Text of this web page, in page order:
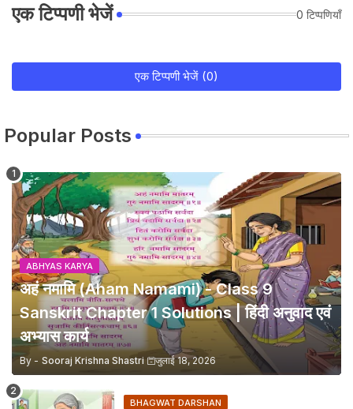
एक टिप्पणी भेजें 0 टिप्पणियाँ
एक टिप्पणी भेजें (0)
Popular Posts
ABHYAS KARYA
अहं नमामि (Aham Namami) - Class 9
Sanskrit Chapter 1 Solutions | हिंदी अनुवाद एवं
अभ्यास कार्य
By - Sooraj Krishna Shastri जुलाई 18, 2026
BHAGWAT DARSHAN